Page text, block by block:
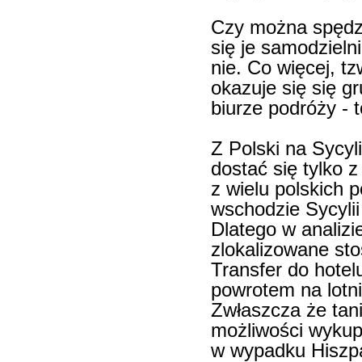
Czy można
się je
nie. Co więcej,
okazuje się się
biurze podróży -
Z Polski na
dostać się tylko
z wielu polskich
wschodzie
Dlatego w
zlokalizowane
Transfer do
powrotem na
Zwłaszcza że
możliwości
w wypadku